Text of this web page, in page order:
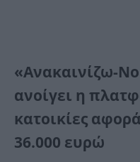
«Ανακαινίζω-
ανοίγει η
κατοικίες
36.000 ευρώ